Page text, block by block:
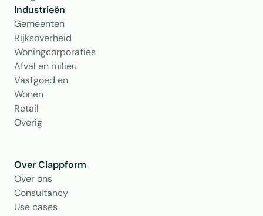
Industrieën
Gemeenten
Rijksoverheid
Woningcorporaties
Afval en milieu
Vastgoed en
Wonen
Retail
Overig
Over Clappform
Over ons
Consultancy
Use cases